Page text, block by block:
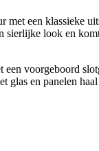
een klassieke
look en
voorgeboord
en panelen